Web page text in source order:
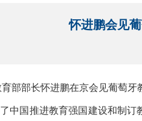
怀进鹏会见
育部部长怀进鹏在京会见葡萄
国推进教育强国建设和制订